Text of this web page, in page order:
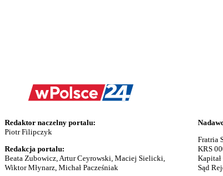
Redaktor naczelny portalu:
Piotr Filipczyk
Redakcja portalu:
Beata Zubowicz, Artur Ceyrowski, Maciej Sielicki,
Wiktor Młynarz, Michał Pacześniak
Fratria
KRS
Sąd